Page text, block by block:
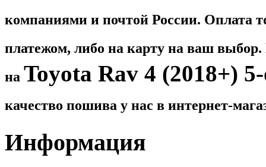
компаниями и почтой России. Оплата
платежом, либо на карту на ваш
на Toyota Rav 4 (2018+)
качество пошива у нас в интернет-
Информация